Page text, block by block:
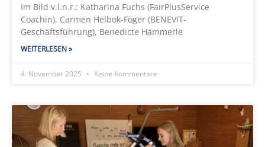
Im Bild v.l.n.r.: Katharina Fuchs (FairPlusService
Coachin), Carmen Helbok-Föger (BENEVIT-
Geschäftsführung), Benedicte Hämmerle
WEITERLESEN »
4. November 2025 Keine Kommentare